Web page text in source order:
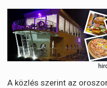
A közlés szerint az